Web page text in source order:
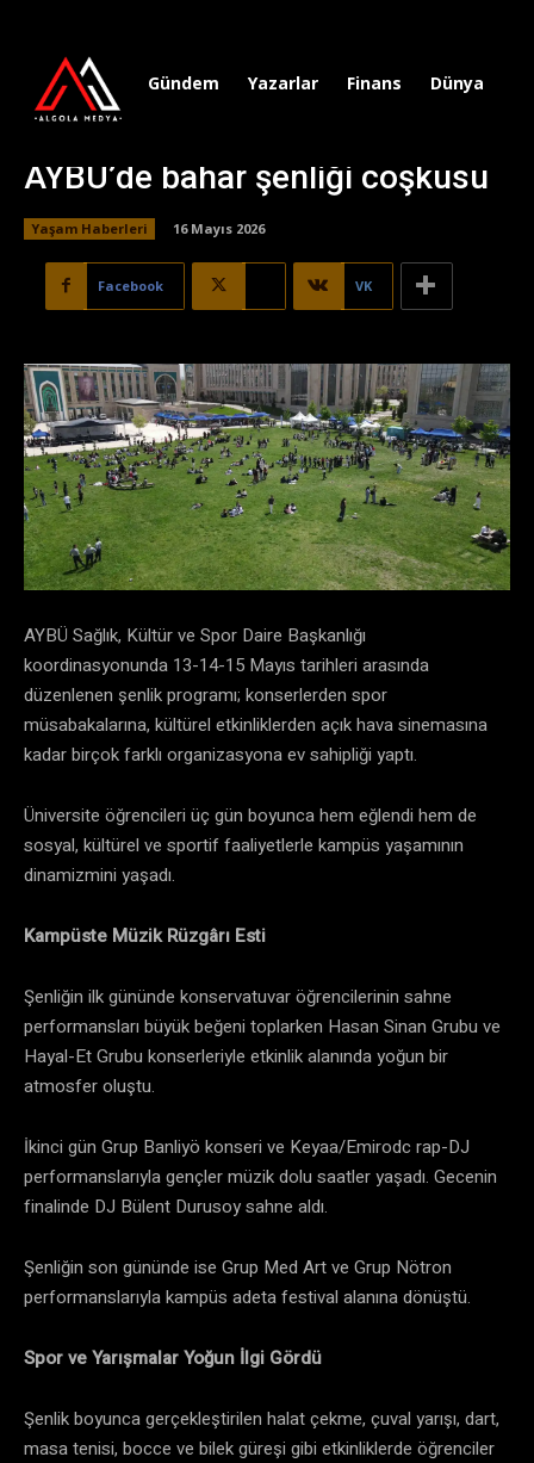
Gündem Yazarlar Finans Dünya
AYBÜ’de bahar şenliği coşkusu
Yaşam Haberleri 16 Mayıs 2026
Facebook VK
AYBÜ Sağlık, Kültür ve Spor Daire Başkanlığı
koordinasyonunda 13-14-15 Mayıs tarihleri arasında
düzenlenen şenlik programı; konserlerden spor
müsabakalarına, kültürel etkinliklerden açık hava sinemasına
kadar birçok farklı organizasyona ev sahipliği yaptı.
Üniversite öğrencileri üç gün boyunca hem eğlendi hem de
sosyal, kültürel ve sportif faaliyetlerle kampüs yaşamının
dinamizmini yaşadı.
Kampüste Müzik Rüzgârı Esti
Şenliğin ilk gününde konservatuvar öğrencilerinin sahne
performansları büyük beğeni toplarken Hasan Sinan Grubu ve
Hayal-Et Grubu konserleriyle etkinlik alanında yoğun bir
atmosfer oluştu.
İkinci gün Grup Banliyö konseri ve Keyaa/Emirodc rap-DJ
performanslarıyla gençler müzik dolu saatler yaşadı. Gecenin
finalinde DJ Bülent Durusoy sahne aldı.
Şenliğin son gününde ise Grup Med Art ve Grup Nötron
performanslarıyla kampüs adeta festival alanına dönüştü.
Spor ve Yarışmalar Yoğun İlgi Gördü
Şenlik boyunca gerçekleştirilen halat çekme, çuval yarışı, dart,
masa tenisi, bocce ve bilek güreşi gibi etkinliklerde öğrenciler